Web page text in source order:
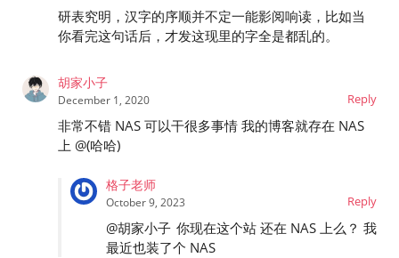
研表究明，汉字的序顺并不定一能影阅响读，比如当
你看完这句话后，才发这现里的字全是都乱的。
胡家小子
Reply
December 1, 2020
非常不错 NAS 可以干很多事情 我的博客就存在 NAS
上 @(哈哈)
格子老师
Reply
October 9, 2023
@胡家小子 你现在这个站 还在 NAS 上么？ 我
最近也装了个 NAS